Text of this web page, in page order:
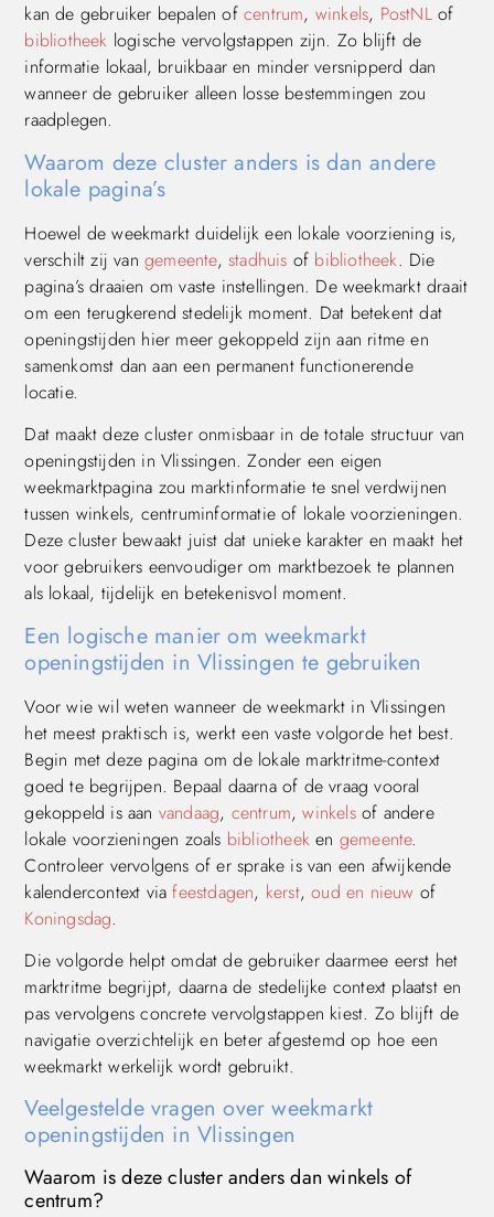
kan de gebruiker bepalen of centrum, winkels, PostNLof
bibliotheek logische vervolgstappen zijn. Zo blijft de
informatie lokaal, bruikbaar en minder versnipperd dan
wanneer de gebruiker alleen losse bestemmingen zou
raadplegen.
Waarom deze cluster anders is dan andere
lokale pagina’s
Hoewel de weekmarkt duidelijk een lokale voorziening is,
verschilt zij van gemeente,stadhuis of bibliotheek. Die
pagina’s draaien om vaste instellingen. De weekmarkt draait
om een terugkerend stedelijk moment. Dat betekent dat
openingstijden hier meer gekoppeld zijn aan ritme en
samenkomst dan aan een permanent functionerende
locatie.
Dat maakt deze cluster onmisbaar in de totale structuur van
openingstijden in Vlissingen. Zonder een eigen
weekmarktpagina zou marktinformatie te snel verdwijnen
tussen winkels, centruminformatie of lokale voorzieningen.
Deze cluster bewaakt juist dat unieke karakter en maakt het
voor gebruikers eenvoudiger om marktbezoek te plannen
als lokaal, tijdelijk en betekenisvol moment.
Een logische manier om weekmarkt
openingstijden in Vlissingen te gebruiken
Voor wie wil weten wanneer de weekmarkt in Vlissingen
het meest praktisch is, werkt een vaste volgorde het best.
Begin met deze pagina om de lokale marktritme-context
goed te begrijpen. Bepaal daarna of de vraag vooral
gekoppeld is aan vandaag, centrum,winkelsof andere
lokale voorzieningen zoals bibliotheek en gemeente.
Controleer vervolgens of er sprake is van een afwijkende
kalendercontext via feestdagen, kerst,oud en nieuw of
Koningsdag.
Die volgorde helpt omdat de gebruiker daarmee eerst het
marktritme begrijpt, daarna de stedelijke context plaatst en
pas vervolgens concrete vervolgstappen kiest. Zo blijft de
navigatie overzichtelijk en beter afgestemd op hoe een
weekmarkt werkelijk wordt gebruikt.
Veelgestelde vragen over weekmarkt
openingstijden in Vlissingen
Waarom is deze cluster anders dan winkels of
centrum?